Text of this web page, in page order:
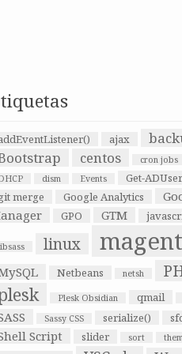
ajax
centos cron jobs
dism Events Get-ADUser
merge Google Analytics
GPO GTM
linux
Netbeans netsh
Plesk Obsidian qmail
Sassy CSS serialize()
Script
slider sort